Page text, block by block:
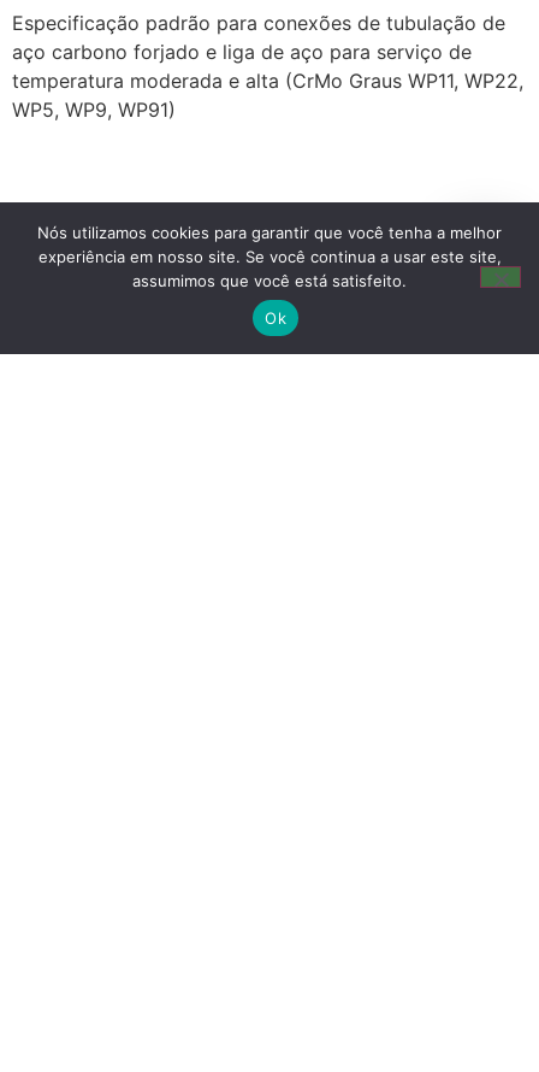
Especificação padrão para conexões de tubulação de
aço carbono forjado e liga de aço para serviço de
temperatura moderada e alta (CrMo Graus WP11, WP22,
WP5, WP9, WP91)
Nós utilizamos cookies para garantir que você tenha a melhor
experiência em nosso site. Se você continua a usar este site,
assumimos que você está satisfeito.
Ok